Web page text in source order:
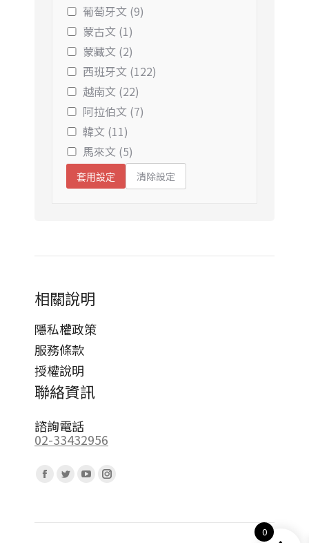
葡萄牙文 (9)
蒙古文 (1)
蒙藏文 (2)
西班牙文 (122)
越南文 (22)
阿拉伯文 (7)
韓文 (11)
馬來文 (5)
套用設定 清除設定
相關說明
隱私權政策
服務條款
授權說明
聯絡資訊
諮詢電話
02-33432956
Facebook
opens
Twitter
opens
YouTube
opens
Instagram
opens
0